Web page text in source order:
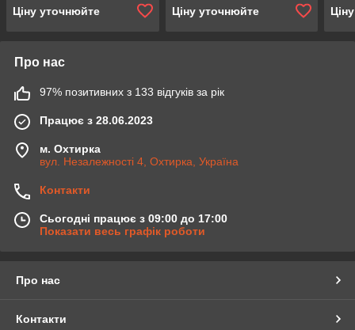
Ціну уточнюйте
Ціну уточнюйте
Про нас
97% позитивних з 133 відгуків за рік
Працює з 28.06.2023
м. Охтирка
вул. Незалежності 4, Охтирка, Україна
Контакти
Сьогодні працює з 09:00 до 17:00
Показати весь графік роботи
Про нас
Контакти